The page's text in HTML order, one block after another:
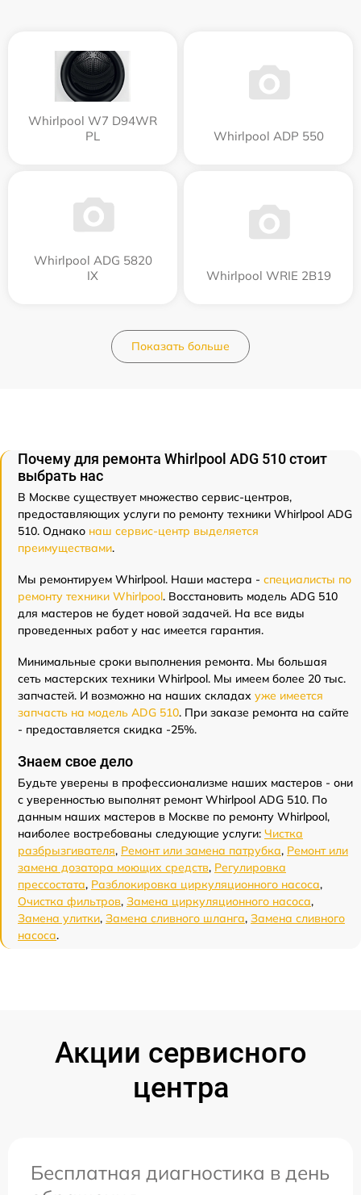
Whirlpool W7 D94WR
PL
Whirlpool ADP 550
Whirlpool ADG 5820
IX
Whirlpool WRIE 2B19
Показать больше
Почему для ремонта Whirlpool ADG 510 стоит
выбрать нас
В Москве существует множество сервис-центров,
предоставляющих услуги по ремонту техники Whirlpool ADG
510. Однако наш сервис-центр выделяется
преимуществами.
Мы ремонтируем Whirlpool. Наши мастера - специалисты по
ремонту техники Whirlpool. Восстановить модель ADG 510
для мастеров не будет новой задачей. На все виды
проведенных работ у нас имеется гарантия.
Минимальные сроки выполнения ремонта. Мы большая
сеть мастерских техники Whirlpool. Мы имеем более 20 тыс.
запчастей. И возможно на наших складах уже имеется
запчасть на модель ADG 510. При заказе ремонта на сайте
- предоставляется скидка -25%.
Знаем свое дело
Будьте уверены в профессионализме наших мастеров - они
с уверенностью выполнят ремонт Whirlpool ADG 510. По
данным наших мастеров в Москве по ремонту Whirlpool,
наиболее востребованы следующие услуги: Чистка
разбрызгивателя, Ремонт или замена патрубка, Ремонт или
замена дозатора моющих средств, Регулировка
прессостата, Разблокировка циркуляционного насоса,
Очистка фильтров, Замена циркуляционного насоса,
Замена улитки, Замена сливного шланга, Замена сливного
насоса.
Акции сервисного
центра
Бесплатная диагностика в день